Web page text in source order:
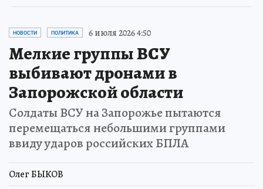
НОВОСТИ ПОЛИТИКА 6 июля 2026 4:50
Мелкие группы ВСУ
выбивают дронами в
Запорожской области
Солдаты ВСУ на Запорожье пытаются
перемещаться небольшими группами
ввиду ударов российских БПЛА
Олег БЫКОВ